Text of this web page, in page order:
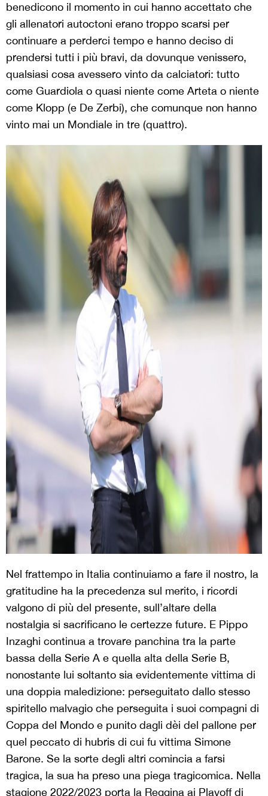
benedicono il momento in cui hanno accettato che
gli allenatori autoctoni erano troppo scarsi per
continuare a perderci tempo e hanno deciso di
prendersi tutti i più bravi, da dovunque venissero,
qualsiasi cosa avessero vinto da calciatori: tutto
come Guardiola o quasi niente come Arteta o niente
come Klopp (e De Zerbi), che comunque non hanno
vinto mai un Mondiale in tre (quattro).
Nel frattempo in Italia continuiamo a fare il nostro, la
gratitudine ha la precedenza sul merito, i ricordi
valgono di più del presente, sull’altare della
nostalgia si sacrificano le certezze future. E Pippo
Inzaghi continua a trovare panchina tra la parte
bassa della Serie A e quella alta della Serie B,
nonostante lui soltanto sia evidentemente vittima di
una doppia maledizione: perseguitato dallo stesso
spiritello malvagio che perseguita i suoi compagni di
Coppa del Mondo e punito dagli dèi del pallone per
quel peccato di hubris di cui fu vittima Simone
Barone. Se la sorte degli altri comincia a farsi
tragica, la sua ha preso una piega tragicomica. Nella
stagione 2022/2023 porta la Reggina ai Playoff di